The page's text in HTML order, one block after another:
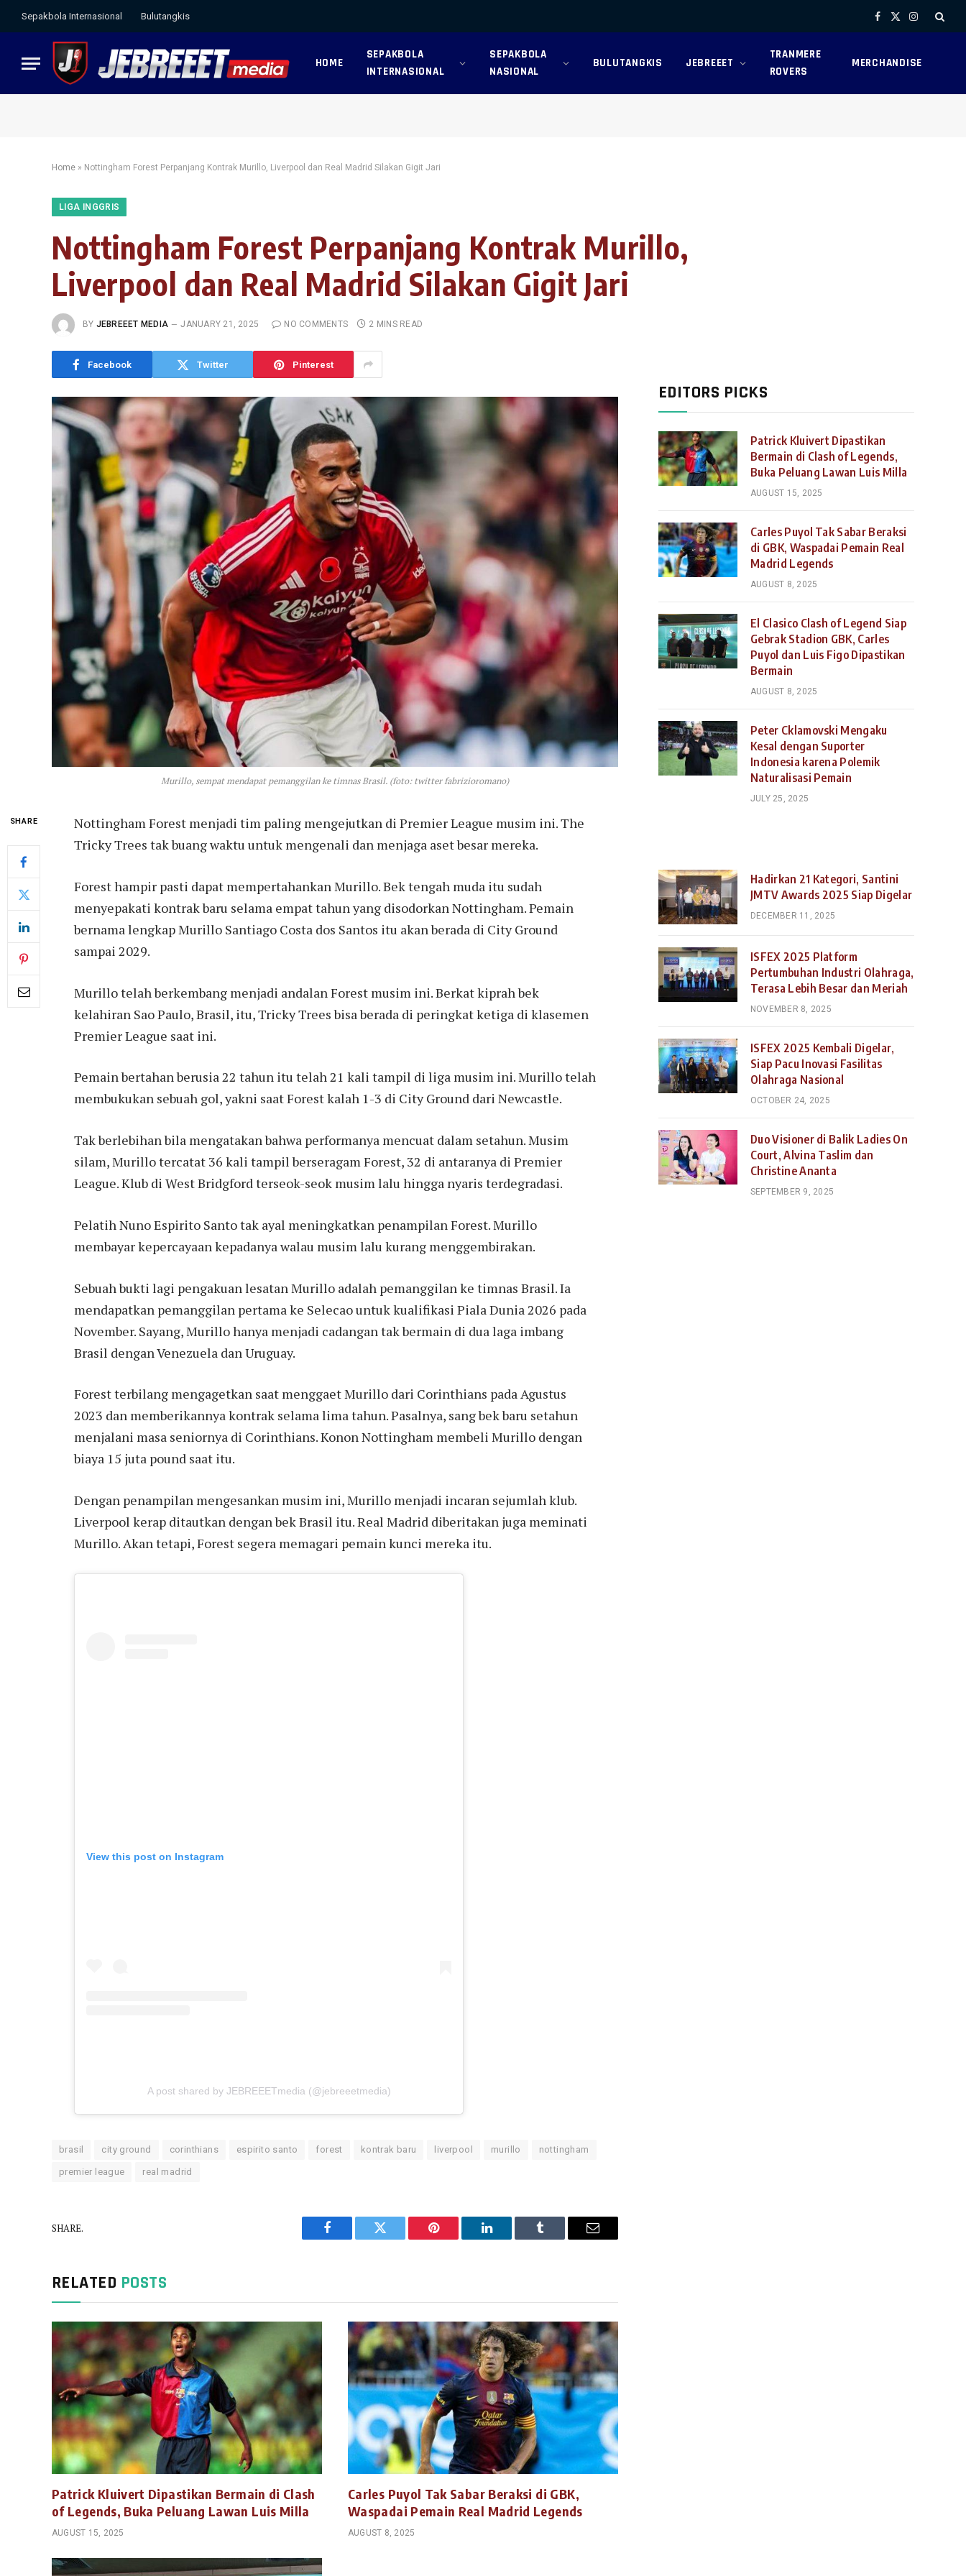
Sepakbola Internasional Bulutangkis Facebook
X
Instagram
HOME
SEPAKBOLA
INTERNASIONAL
SEPAKBOLA
NASIONAL
BULUTANGKIS JEBREEET
TRANMERE
ROVERS
MERCHANDISE
Home » Nottingham Forest Perpanjang Kontrak Murillo, Liverpool dan Real Madrid Silakan Gigit Jari
LIGA INGGRIS
Nottingham Forest Perpanjang Kontrak Murillo,
Liverpool dan Real Madrid Silakan Gigit Jari
BY JEBREEET MEDIA JANUARY 21, 2025 NO COMMENTS 2 MINS READ
Facebook Twitter Pinterest
Murillo, sempat mendapat pemanggilan ke timnas Brasil. (foto: twitter fabrizioromano)
SHARE
Nottingham Forest menjadi tim paling mengejutkan di Premier League musim ini. The
Tricky Trees tak buang waktu untuk mengenali dan menjaga aset besar mereka.
Forest hampir pasti dapat mempertahankan Murillo. Bek tengah muda itu sudah
menyepakati kontrak baru selama empat tahun yang disodorkan Nottingham. Pemain
bernama lengkap Murillo Santiago Costa dos Santos itu akan berada di City Ground
sampai 2029.
Murillo telah berkembang menjadi andalan Forest musim ini. Berkat kiprah bek
kelahiran Sao Paulo, Brasil, itu, Tricky Trees bisa berada di peringkat ketiga di klasemen
Premier League saat ini.
Pemain bertahan berusia 22 tahun itu telah 21 kali tampil di liga musim ini. Murillo telah
membukukan sebuah gol, yakni saat Forest kalah 1-3 di City Ground dari Newcastle.
Tak berlebihan bila mengatakan bahwa performanya mencuat dalam setahun. Musim
silam, Murillo tercatat 36 kali tampil berseragam Forest, 32 di antaranya di Premier
League. Klub di West Bridgford terseok-seok musim lalu hingga nyaris terdegradasi.
Pelatih Nuno Espirito Santo tak ayal meningkatkan penampilan Forest. Murillo
membayar kepercayaan kepadanya walau musim lalu kurang menggembirakan.
Sebuah bukti lagi pengakuan lesatan Murillo adalah pemanggilan ke timnas Brasil. Ia
mendapatkan pemanggilan pertama ke Selecao untuk kualifikasi Piala Dunia 2026 pada
November. Sayang, Murillo hanya menjadi cadangan tak bermain di dua laga imbang
Brasil dengan Venezuela dan Uruguay.
Forest terbilang mengagetkan saat menggaet Murillo dari Corinthians pada Agustus
2023 dan memberikannya kontrak selama lima tahun. Pasalnya, sang bek baru setahun
menjalani masa seniornya di Corinthians. Konon Nottingham membeli Murillo dengan
biaya 15 juta pound saat itu.
Dengan penampilan mengesankan musim ini, Murillo menjadi incaran sejumlah klub.
Liverpool kerap ditautkan dengan bek Brasil itu. Real Madrid diberitakan juga meminati
Murillo. Akan tetapi, Forest segera memagari pemain kunci mereka itu.
View this post on Instagram
A post shared by JEBREEETmedia (@jebreeetmedia)
brasil city ground corinthians espirito santo forest kontrak baru liverpool murillo nottingham
premier league real madrid
SHARE.
Facebook Twitter Pinterest LinkedIn Tumblr Email
RELATED POSTS
Patrick Kluivert Dipastikan Bermain di Clash
of Legends, Buka Peluang Lawan Luis Milla
AUGUST 15, 2025
Carles Puyol Tak Sabar Beraksi di GBK,
Waspadai Pemain Real Madrid Legends
AUGUST 8, 2025
EDITORS PICKS
Patrick Kluivert Dipastikan
Bermain di Clash of Legends,
Buka Peluang Lawan Luis Milla
AUGUST 15, 2025
Carles Puyol Tak Sabar Beraksi
di GBK, Waspadai Pemain Real
Madrid Legends
AUGUST 8, 2025
El Clasico Clash of Legend Siap
Gebrak Stadion GBK, Carles
Puyol dan Luis Figo Dipastikan
Bermain
AUGUST 8, 2025
Peter Cklamovski Mengaku
Kesal dengan Suporter
Indonesia karena Polemik
Naturalisasi Pemain
JULY 25, 2025
Hadirkan 21 Kategori, Santini
JMTV Awards 2025 Siap Digelar
DECEMBER 11, 2025
ISFEX 2025 Platform
Pertumbuhan Industri Olahraga,
Terasa Lebih Besar dan Meriah
NOVEMBER 8, 2025
ISFEX 2025 Kembali Digelar,
Siap Pacu Inovasi Fasilitas
Olahraga Nasional
OCTOBER 24, 2025
Duo Visioner di Balik Ladies On
Court, Alvina Taslim dan
Christine Ananta
SEPTEMBER 9, 2025